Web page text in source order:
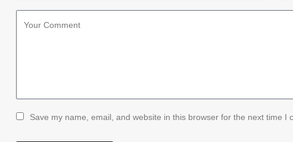
Save my name, email, and website in this browser for the next time I